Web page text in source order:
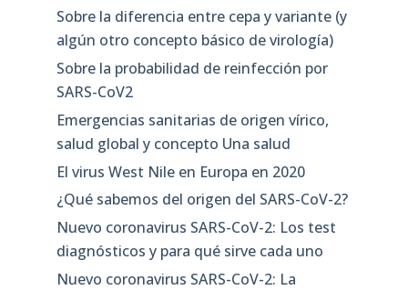
Sobre la diferencia entre cepa y variante (y
algún otro concepto básico de virología)
Sobre la probabilidad de reinfección por
SARS-CoV2
Emergencias sanitarias de origen vírico,
salud global y concepto Una salud
El virus West Nile en Europa en 2020
¿Qué sabemos del origen del SARS-CoV-2?
Nuevo coronavirus SARS-CoV-2: Los test
diagnósticos y para qué sirve cada uno
Nuevo coronavirus SARS-CoV-2: La